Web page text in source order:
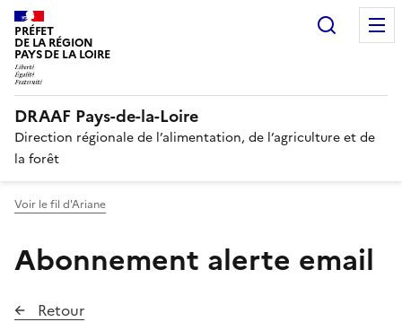
PRÉFET
DE LA RÉGION
PAYS DE LA LOIRE
DRAAF Pays-de-la-Loire
Direction régionale de l’alimentation, de l’agriculture et de
la forêt
Voir le fil d'Ariane
Abonnement alerte email
Retour